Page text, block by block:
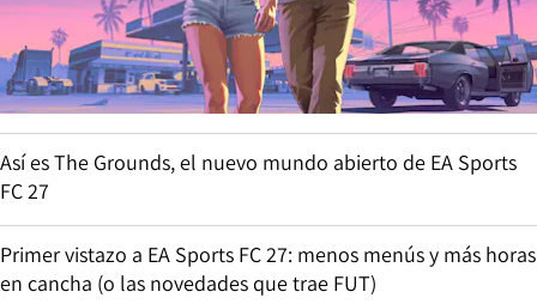
Así es The Grounds, el nuevo mundo abierto de EA Sports
FC 27
Primer vistazo a EA Sports FC 27: menos menús y más horas
en cancha (o las novedades que trae FUT)